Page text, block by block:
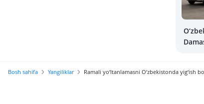
Bosh sahifa Yangiliklar Ramali yo‘ltanlamasni O‘zbekistonda yig‘ish